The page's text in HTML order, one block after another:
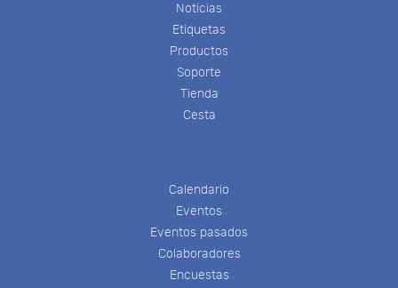
Noticias
Etiquetas
Productos
Soporte
Tienda
Cesta
Calendario
Eventos
Eventos pasados
Colaboradores
Encuestas